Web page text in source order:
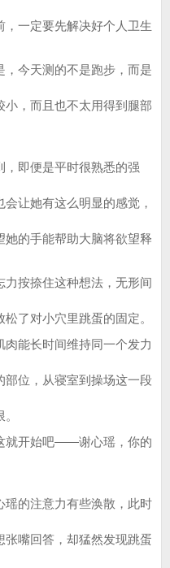
一定要先解决好个人卫生
今天测的不是跑步，而是
，而且也不太用得到腿部
即便是平时很熟悉的强
让她有这么明显的感觉，
她的手能帮助大脑将欲望释
按捺住这种想法，无形间
了对小穴里跳蛋的固定。
能长时间维持同一个发力
部位，从寝室到操场这一段
开始吧——谢心瑶，你的
的注意力有些涣散，此时
张嘴回答，却猛然发现跳蛋